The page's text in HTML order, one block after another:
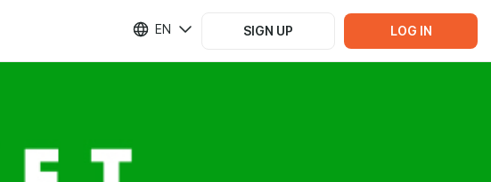
EN SIGN UP LOG IN